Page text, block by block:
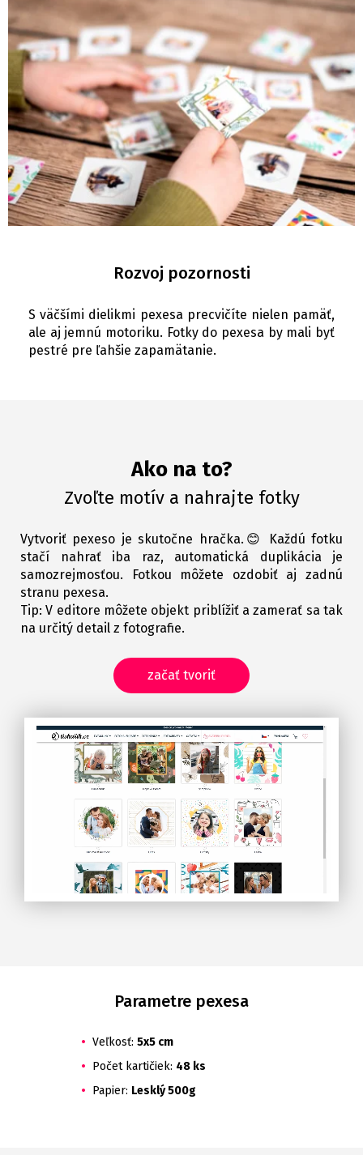
Rozvoj pozornosti
S väčšími dielikmi pexesa precvičíte nielen pamäť,
ale aj jemnú motoriku. Fotky do pexesa by mali byť
pestré pre ľahšie zapamätanie.
Ako na to?
Zvoľte motív a nahrajte fotky
Vytvoriť pexeso je skutočne hračka.😊 Každú fotku
stačí nahrať iba raz, automatická duplikácia je
samozrejmosťou. Fotkou môžete ozdobiť aj zadnú
stranu pexesa.
Tip: V editore môžete objekt priblížiť a zamerať sa tak
na určitý detail z fotografie.
začať tvoriť
Parametre pexesa
Veľkosť: 5x5 cm
Počet kartičiek: 48 ks
Papier: Lesklý 500g